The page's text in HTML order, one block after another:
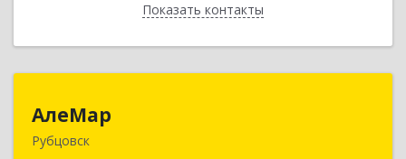
Показать контакты
Назад
АлеМар
Рубцовск